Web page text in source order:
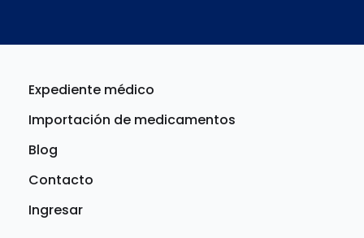
Expediente médico
Importación de medicamentos
Blog
Contacto
Ingresar